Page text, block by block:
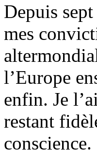
Depuis
mes
l’Europe
enfin. Je
restant
conscience.